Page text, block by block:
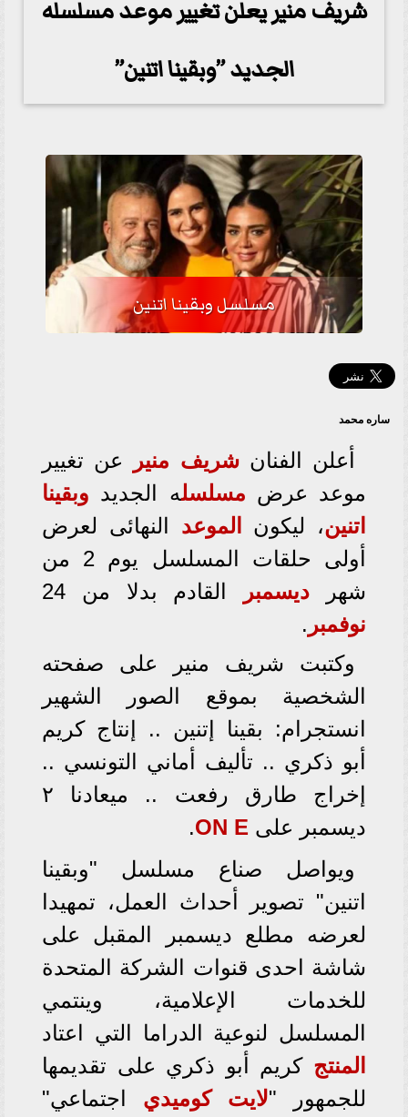
شريف منير يعلن تغيير موعد مسلسله
الجديد ”وبقينا اتنين”
مسلسل وبقينا اتنين
ساره محمد
أعلن الفنانشريف منير
عن تغيير
موعد عرض مسلسله الجديد وبقينا
اتنين، ليكون الموعد النهائى لعرض
أولى حلقات المسلسل يوم 2 من
شهر ديسمبر
القادم بدلا من 24
نوفمبر .
وكتبت شريف منير على صفحته
الشخصية بموقع الصور الشهير
انستجرام: بقينا إتنين .. إنتاج كريم
أبو ذكري .. تأليف أماني التونسي ..
إخراج طارق رفعت .. ميعادنا ٢
ديسمبر على ON E
.
ويواصل صناع مسلسل "وبقينا
اتنين" تصوير أحداث العمل، تمهيدا
لعرضه مطلع ديسمبر المقبل على
شاشة احدى قنوات الشركة المتحدة
للخدمات الإعلامية، وينتمي
المسلسل لنوعية الدراما التي اعتاد
المنتج كريم أبو ذكري على تقديمها
للجمهور "لايت كوميدي اجتماعي"